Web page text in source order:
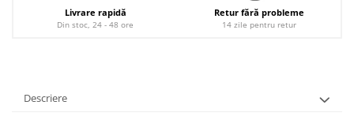
Livrare rapidă
Din stoc, 24 - 48 ore
Retur fără probleme
14 zile pentru retur
Descriere